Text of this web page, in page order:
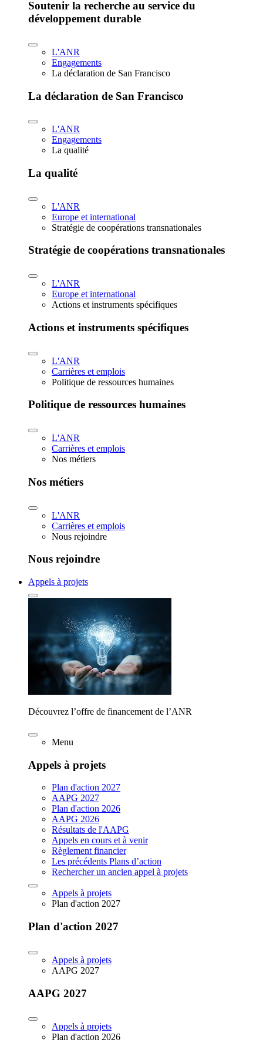
Soutenir la recherche au service du
développement durable
L'ANR
Engagements
La déclaration de San Francisco
La déclaration de San Francisco
L'ANR
Engagements
La qualité
La qualité
L'ANR
Europe et international
Stratégie de coopérations transnationales
Stratégie de coopérations transnationales
L'ANR
Europe et international
Actions et instruments spécifiques
Actions et instruments spécifiques
L'ANR
Carrières et emplois
Politique de ressources humaines
Politique de ressources humaines
L'ANR
Carrières et emplois
Nos métiers
Nos métiers
L'ANR
Carrières et emplois
Nous rejoindre
Nous rejoindre
Appels à projets
Découvrez l’offre de financement de l’ANR
Menu
Appels à projets
Plan d'action 2027
AAPG 2027
Plan d'action 2026
AAPG 2026
Résultats de l'AAPG
Appels en cours et à venir
Règlement financier
Les précédents Plans d’action
Rechercher un ancien appel à projets
Appels à projets
Plan d'action 2027
Plan d'action 2027
Appels à projets
AAPG 2027
AAPG 2027
Appels à projets
Plan d'action 2026